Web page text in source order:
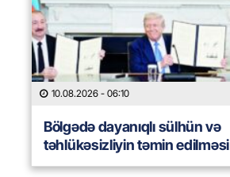
10.08.2026 - 06:10
Bölgədə dayanıqlı sülhün və
təhlükəsizliyin təmin edilməsi